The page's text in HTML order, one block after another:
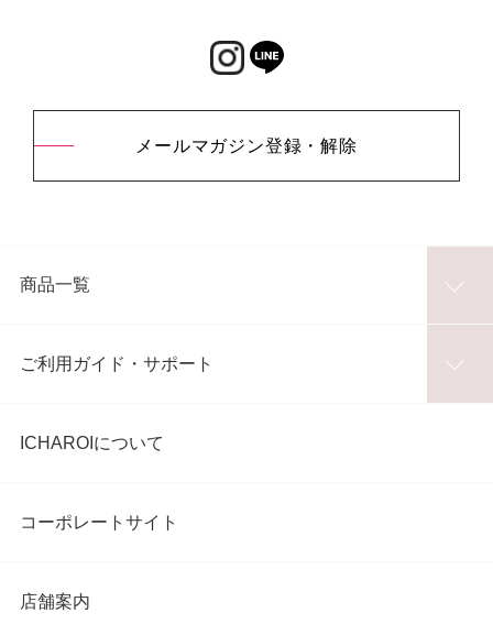
メールマガジン登録・解除
商品一覧
ご利用ガイド・サポート
ICHAROIについて
コーポレートサイト
店舗案内